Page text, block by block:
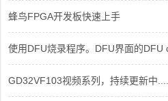
蜂鸟FPGA开发板快速上手
使用DFU烧录程序。DFU界面的DFU
GD32VF103视频系列，持续更新中......